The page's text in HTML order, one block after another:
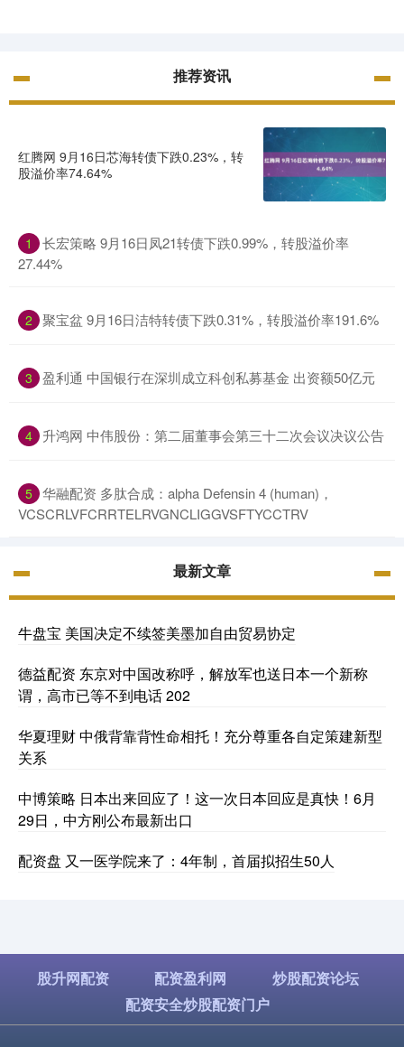
推荐资讯
红腾网 9月16日芯海转债下跌0.23%，转
股溢价率74.64%
1
长宏策略 9月16日凤21转债下跌0.99%，转股溢价率
27.44%
2 聚宝盆 9月16日洁特转债下跌0.31%，转股溢价率191.6%
3 盈利通 中国银行在深圳成立科创私募基金 出资额50亿元
4 升鸿网 中伟股份：第二届董事会第三十二次会议决议公告
5 华融配资 多肽合成：alpha Defensin 4 (human)，
VCSCRLVFCRRTELRVGNCLIGGVSFTYCCTRV
最新文章
牛盘宝 美国决定不续签美墨加自由贸易协定
德益配资 东京对中国改称呼，解放军也送日本一个新称
谓，高市已等不到电话 202
华夏理财 中俄背靠背性命相托！充分尊重各自定策建新型
关系
中博策略 日本出来回应了！这一次日本回应是真快！6月
29日，中方刚公布最新出口
配资盘 又一医学院来了：4年制，首届拟招生50人
股升网配资 配资盈利网
炒股配资论坛
配资安全炒股配资门户